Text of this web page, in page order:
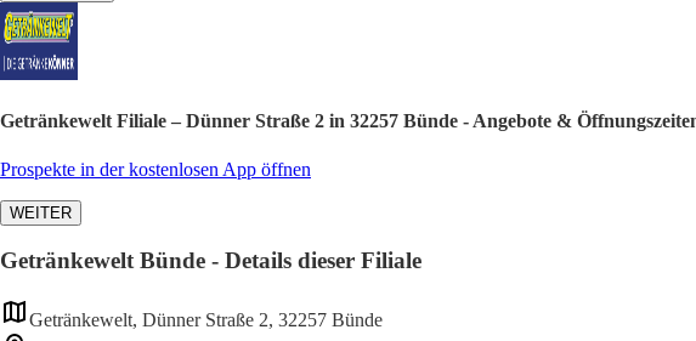
Getränkewelt Filiale – Dünner Straße 2 in 32257 Bünde - Angebote &
Prospekte in der kostenlosen App öffnen
WEITER
Getränkewelt Bünde - Details dieser Filiale
Getränkewelt, Dünner Straße 2, 32257 Bünde